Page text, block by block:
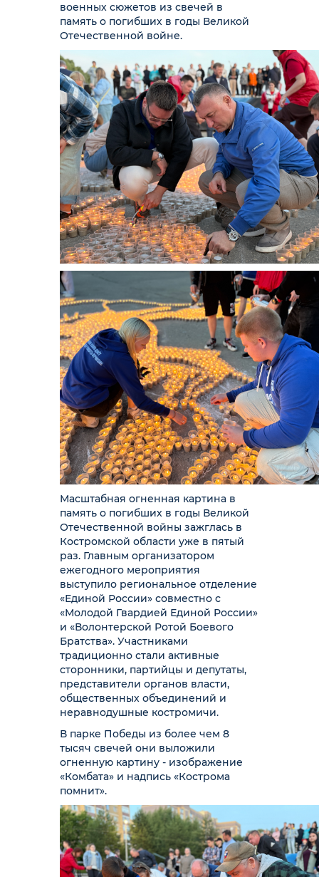
военных сюжетов из свечей в
память о погибших в годы Великой
Отечественной войне.
Масштабная огненная картина в
память о погибших в годы Великой
Отечественной войны зажглась в
Костромской области уже в пятый
раз. Главным организатором
ежегодного мероприятия
выступило региональное отделение
«Единой России» совместно с
«Молодой Гвардией Единой России»
и «Волонтерской Ротой Боевого
Братства». Участниками
традиционно стали активные
сторонники, партийцы и депутаты,
представители органов власти,
общественных объединений и
неравнодушные костромичи.
В парке Победы из более чем 8
тысяч свечей они выложили
огненную картину - изображение
«Комбата» и надпись «Кострома
помнит».